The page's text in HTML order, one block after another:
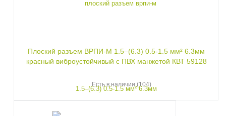
Плоский разъем ВРПИ-М 1.5–(6.3) 0.5-1.5 мм² 6.3мм
красный виброустойчивый с ПВХ манжетой КВТ 59128
Есть в наличии (104)